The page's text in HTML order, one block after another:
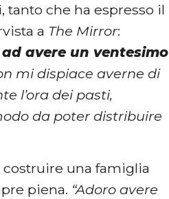
che ha espresso il
a The Mirror:
avere un ventesimo
mi dispiace averne di
l’ora dei pasti,
da poter distribuire
una famiglia
piena. “Adoro avere